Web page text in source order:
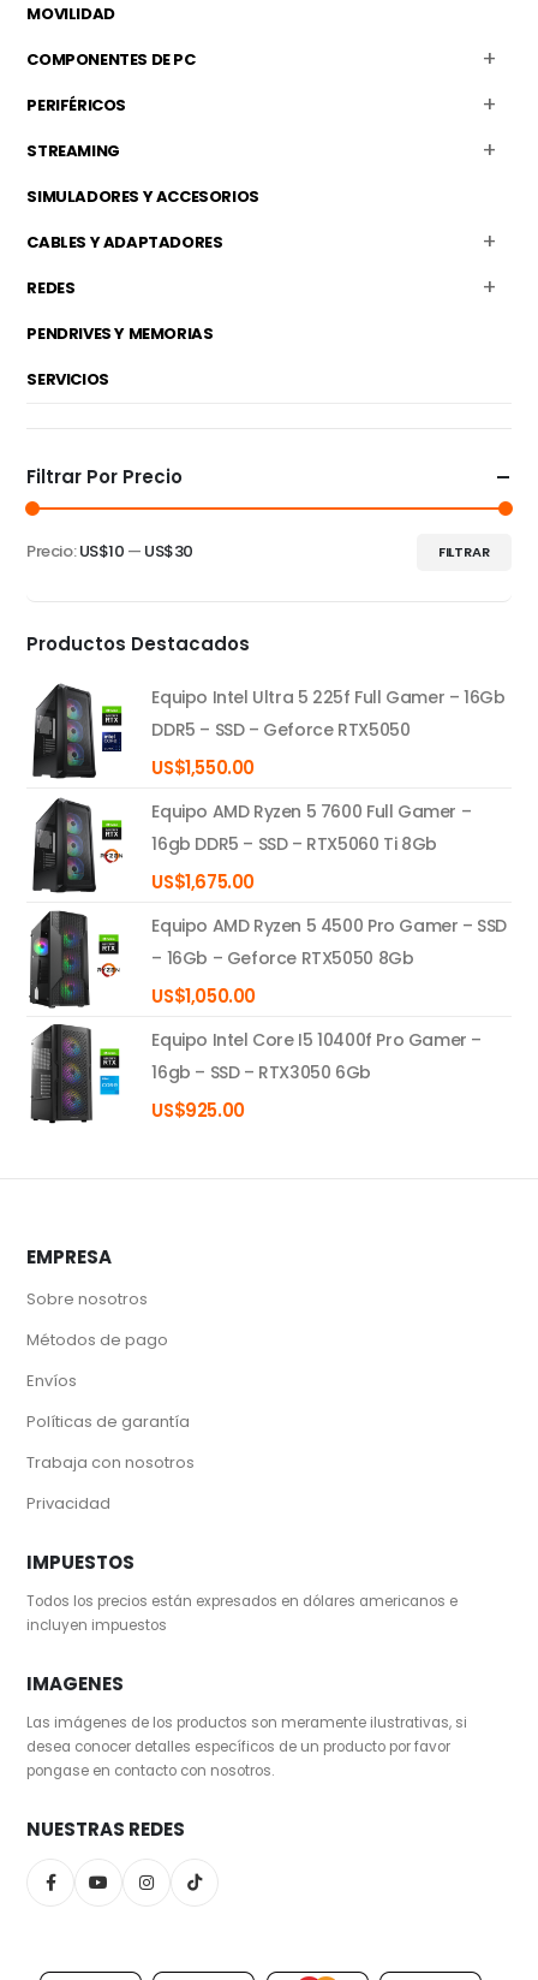
MOVILIDAD
COMPONENTES DE PC
PERIFÉRICOS
STREAMING
SIMULADORES Y ACCESORIOS
CABLES Y ADAPTADORES
REDES
PENDRIVES Y MEMORIAS
SERVICIOS
Filtrar Por Precio
mínimo
máximo
FILTRAR
Precio:US$10 — US$30
Productos Destacados
Equipo Intel Ultra 5 225f Full Gamer – 16Gb
DDR5 – SSD – Geforce RTX5050
US$1,550.00
Equipo AMD Ryzen 5 7600 Full Gamer –
16gb DDR5 – SSD – RTX5060 Ti 8Gb
US$1,675.00
Equipo AMD Ryzen 5 4500 Pro Gamer – SSD
– 16Gb – Geforce RTX5050 8Gb
US$1,050.00
Equipo Intel Core I5 10400f Pro Gamer –
16gb – SSD – RTX3050 6Gb
US$925.00
EMPRESA
Sobre nosotros
Métodos de pago
Envíos
Políticas de garantía
Trabaja con nosotros
Privacidad
IMPUESTOS
Todos los precios están expresados en dólares americanos e
incluyen impuestos
IMAGENES
Las imágenes de los productos son meramente ilustrativas, si
desea conocer detalles específicos de un producto por favor
pongase en contacto con nosotros.
NUESTRAS REDES